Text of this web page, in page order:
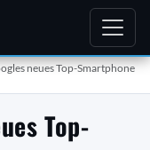
neues Top-Smartphone
Top-